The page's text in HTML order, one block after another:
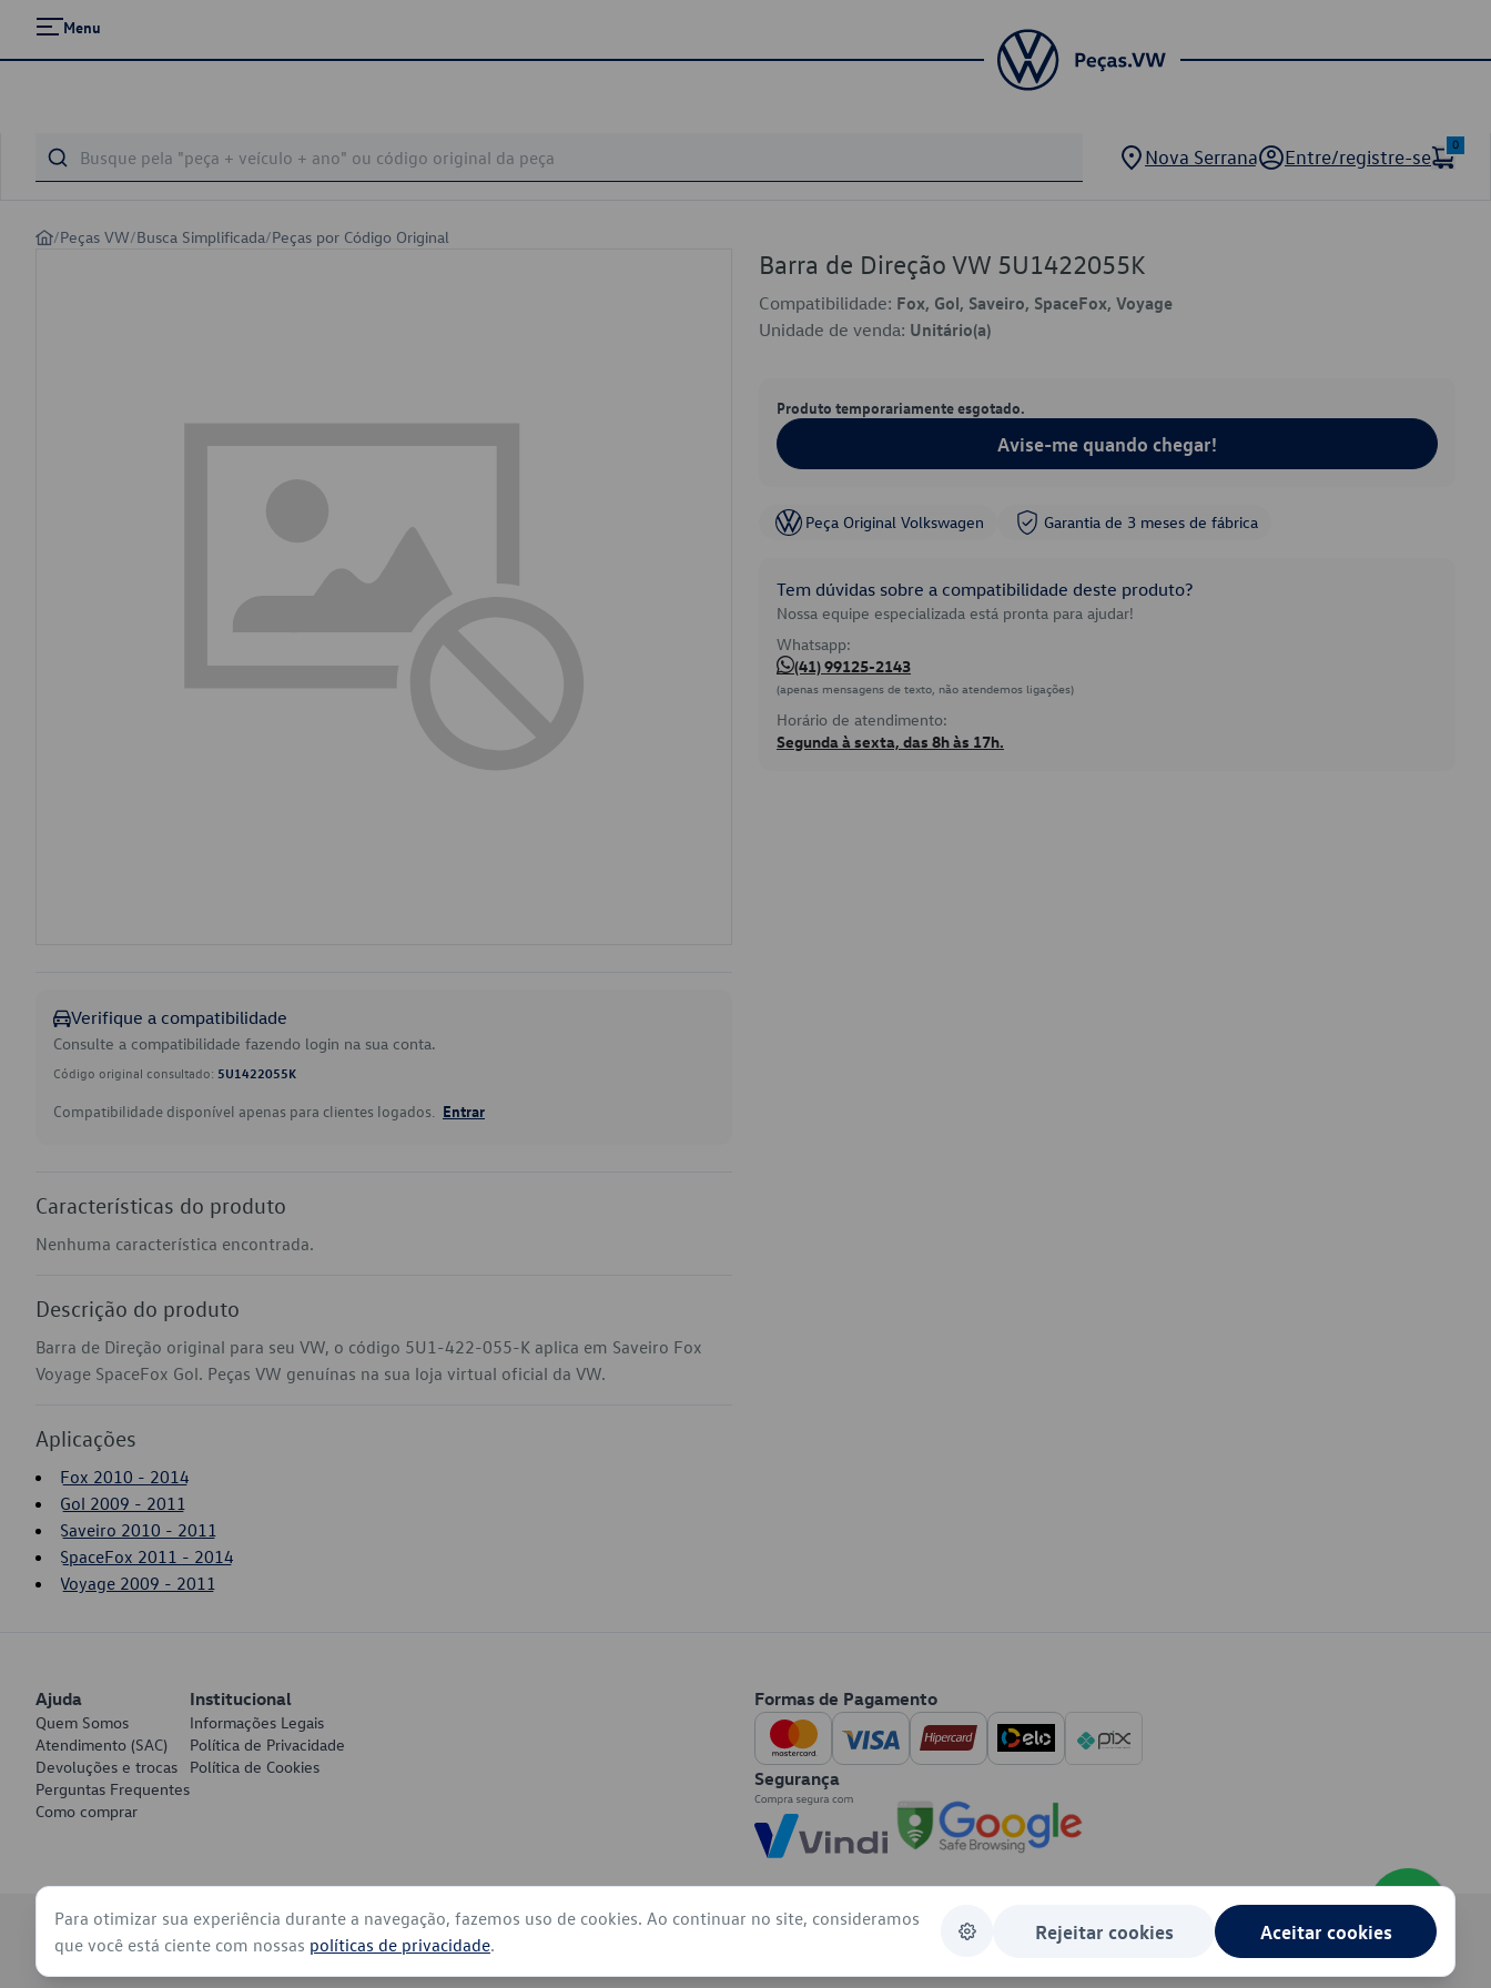
Menu
Nova Serrana Entre/registre-se
0
/Peças VW/Busca Simplificada/Peças por Código Original
Verifique a compatibilidade
Consulte a compatibilidade fazendo login na sua conta.
Código original consultado: 5U1422055K
Compatibilidade disponível apenas para clientes logados. Entrar
Características do produto
Nenhuma característica encontrada.
Descrição do produto
Barra de Direção original para seu VW, o código 5U1-422-055-K aplica em Saveiro Fox
Voyage SpaceFox Gol. Peças VW genuínas na sua loja virtual oficial da VW.
Aplicações
Fox 2010 - 2014
Gol 2009 - 2011
Saveiro 2010 - 2011
SpaceFox 2011 - 2014
Voyage 2009 - 2011
Barra de Direção VW 5U1422055K
Compatibilidade: Fox, Gol, Saveiro, SpaceFox, Voyage
Unidade de venda: Unitário(a)
Produto temporariamente esgotado.
Avise-me quando chegar!
Peça Original Volkswagen Garantia de 3 meses de fábrica
Tem dúvidas sobre a compatibilidade deste produto?
Nossa equipe especializada está pronta para ajudar!
Whatsapp:
(41) 99125-2143
(apenas mensagens de texto, não atendemos ligações)
Horário de atendimento:
Segunda à sexta, das 8h às 17h.
Ajuda
Quem Somos
Atendimento (SAC)
Devoluções e trocas
Perguntas Frequentes
Como comprar
Institucional
Informações Legais
Política de Privacidade
Política de Cookies
Formas de Pagamento
Segurança
© 2026 - Volkswagen do Brasil - Todos os direitos reservados
Para otimizar sua experiência durante a navegação, fazemos uso de cookies. Ao continuar no site, consideramos
que você está ciente com nossas políticas de privacidade.
Rejeitar cookies Aceitar cookies